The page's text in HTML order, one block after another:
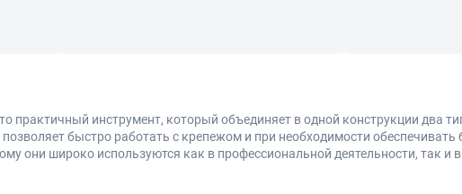
практичный инструмент, который объединяет в одной конструкции два
быстро работать с крепежом и при необходимости
они широко используются как в профессиональной деятельности, так и